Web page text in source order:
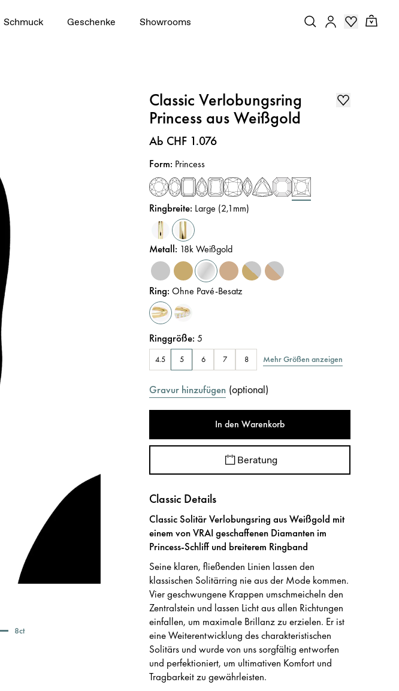
Schmuck Geschenke Showrooms
8ct
Classic Verlobungsring
Princess aus Weißgold
Preis:
Ab CHF 1.076
Form: Princess
Ringbreite: Large (2,1mm)
Metall: 18k Weißgold
Ring:Ohne Pavé-Besatz
Ringgröße:5
4.5 5 6 7 8 Mehr Größen anzeigen
Gravur hinzufügen (optional)
In den Warenkorb
Beratung
Classic Details
Classic Solitär Verlobungsring aus Weißgold mit
einem von VRAI geschaffenen Diamanten im
Princess-Schliff und breiterem Ringband
Seine klaren, fließenden Linien lassen den
klassischen Solitärring nie aus der Mode kommen.
Vier geschwungene Krappen umschmeicheln den
Zentralstein und lassen Licht aus allen Richtungen
einfallen, um maximale Brillanz zu erzielen. Er ist
eine Weiterentwicklung des charakteristischen
Solitärs und wurde von uns sorgfältig entworfen
und perfektioniert, um ultimativen Komfort und
Tragbarkeit zu gewährleisten.